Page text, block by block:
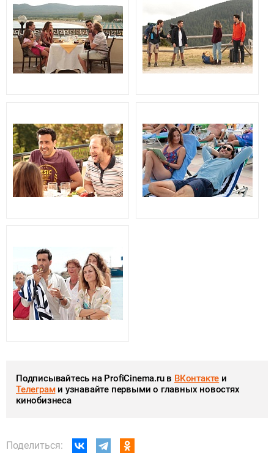
Подписывайтесь на ProfiCinema.ru в ВКонтакте и
Телеграми узнавайте первыми о главных новостях
кинобизнеса
Поделиться: